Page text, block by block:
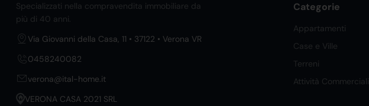
Specializzati nella compravendita immobiliare da
più di 40 anni.
Via Giovanni della Casa, 11 • 37122 • Verona VR
0458240082
verona@ital-home.it
VERONA CASA 2021 SRL
Categorie
Appartamenti
Case e Ville
Terreni
Attività Commerciali